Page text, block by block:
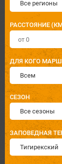
Все регионы
РАССТОЯНИЕ
ДЛЯ КОГО
Всем
СЕЗОН
Все сезоны
ЗАПОВЕДНАЯ
Тигирекский